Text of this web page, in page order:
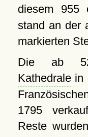
diesem 955
stand an der
markierten
Die ab
Kathedralein
1795
Reste